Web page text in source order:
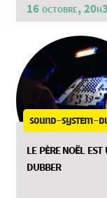
16 octobre,
sound-system-
le père noël est
dubber